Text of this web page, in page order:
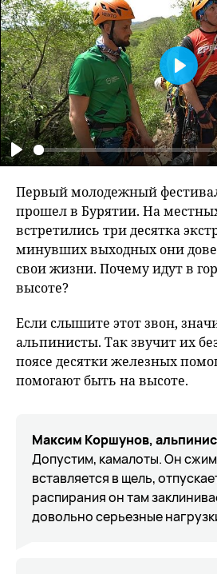
Play
Play
Первый молодежный
прошел в Бурятии. На
встретились три десятка
минувших выходных они
свои жизни. Почему идут в
высоте?
Если слышите этот звон,
альпинисты. Так звучит их
поясе десятки железных
помогают быть на высоте.
Максим Коршунов,
Допустим, камалоты. Он
вставляется в щель,
распирания он там
довольно серьезные